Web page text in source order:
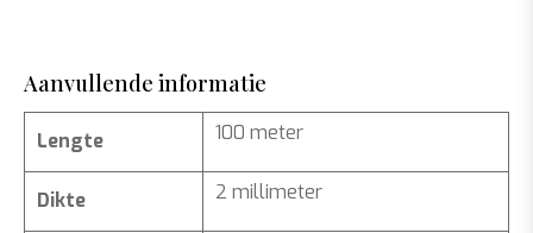
Aanvullende informatie
Lengte 100 meter
Dikte 2 millimeter